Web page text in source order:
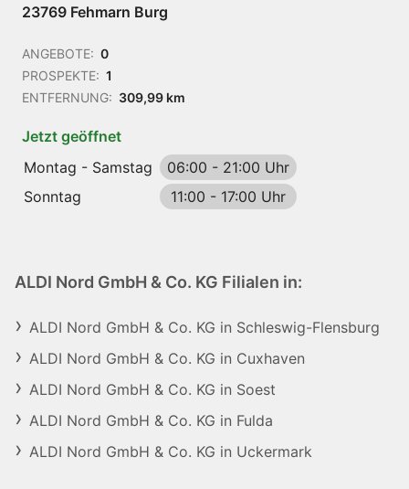
23769 Fehmarn Burg
ANGEBOTE: 0
PROSPEKTE: 1
ENTFERNUNG: 309,99 km
Jetzt geöffnet
Montag - Samstag
06:00 - 21:00 Uhr
Sonntag
11:00 - 17:00 Uhr
ALDI Nord GmbH & Co. KG Filialen in:
ALDI Nord GmbH & Co. KG in Schleswig-Flensburg
ALDI Nord GmbH & Co. KG in Cuxhaven
ALDI Nord GmbH & Co. KG in Soest
ALDI Nord GmbH & Co. KG in Fulda
ALDI Nord GmbH & Co. KG in Uckermark